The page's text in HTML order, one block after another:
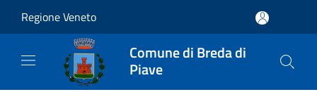
Regione Veneto
Comune di Breda di
Piave